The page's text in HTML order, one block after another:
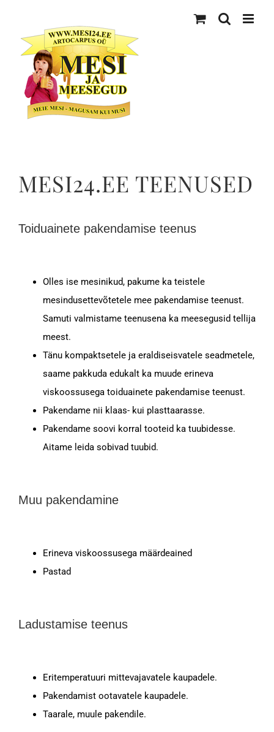
content
MESI24.EE TEENUSED
Toiduainete pakendamise teenus
Olles ise mesinikud, pakume ka teistele
mesindusettevõtetele mee pakendamise teenust.
Samuti valmistame teenusena ka meesegusid tellija
meest.
Tänu kompaktsetele ja eraldiseisvatele seadmetele,
saame pakkuda edukalt ka muude erineva
viskoossusega toiduainete pakendamise teenust.
Pakendame nii klaas- kui plasttaarasse.
Pakendame soovi korral tooteid ka tuubidesse.
Aitame leida sobivad tuubid.
Muu pakendamine
Erineva viskoossusega määrdeained
Pastad
Ladustamise teenus
Eritemperatuuri mittevajavatele kaupadele.
Pakendamist ootavatele kaupadele.
Taarale, muule pakendile.